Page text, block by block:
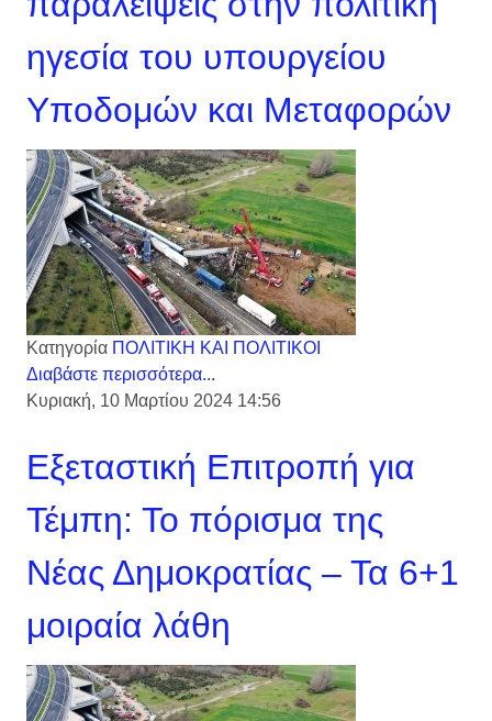
ηγεσία του υπουργείου
Υποδομών και Μεταφορών
Κατηγορία ΠΟΛΙΤΙΚΗ ΚΑΙ ΠΟΛΙΤΙΚΟΙ
Διαβάστε περισσότερα...
Κυριακή, 10 Μαρτίου 2024 14:56
Εξεταστική Επιτροπή για
Τέμπη: Το πόρισμα της
Νέας Δημοκρατίας – Τα 6+1
μοιραία λάθη